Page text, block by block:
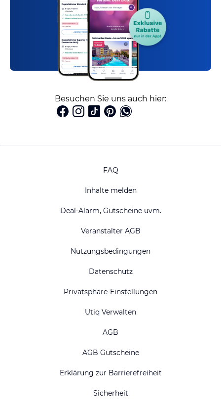
Besuchen Sie uns auch hier:
FAQ
Inhalte melden
Deal-Alarm, Gutscheine uvm.
Veranstalter AGB
Nutzungsbedingungen
Datenschutz
Privatsphäre-Einstellungen
Utiq Verwalten
AGB
AGB Gutscheine
Erklärung zur Barrierefreiheit
Sicherheit